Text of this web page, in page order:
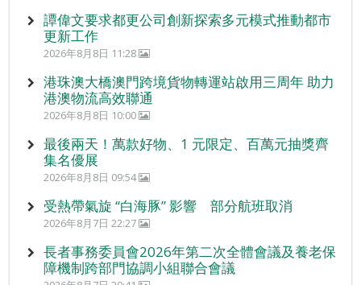
譚偉文要求都更公司創新探索多元模式推動都市
更新工作
2026年8月8日 11:28
港珠澳大橋澳門跨境貨物轉運站啟用三周年 助力
港澳物流高效聯通
2026年8月8日 10:00
最後兩天！萬款好物、1 元限定、百萬元抽獎齊
集名優展
2026年8月8日 09:54
受熱帶氣旋 “白海豚” 影響 部分航班取消
2026年8月7日 22:27
長者事務委員會2026年第二次全體會議及養老保
障機制跨部門協調小組聯合會議